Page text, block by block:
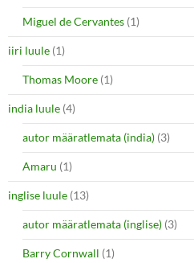
Miguel de Cervantes (1)
iiri luule (1)
Thomas Moore (1)
india luule (4)
autor määratlemata (india) (3)
Amaru (1)
inglise luule (13)
autor määratlemata (inglise) (3)
Barry Cornwall (1)